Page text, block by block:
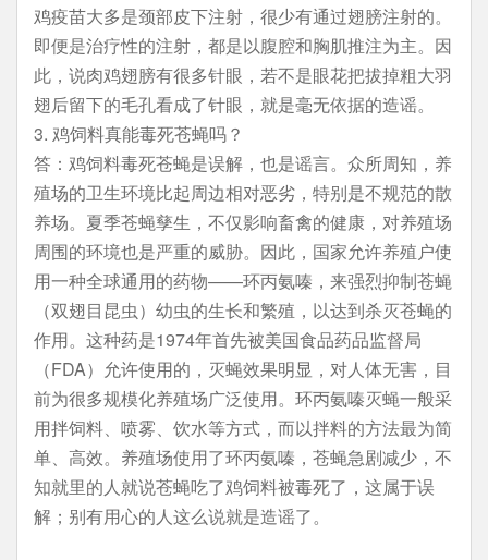
鸡疫苗大多是颈部皮下注射，很少有通过翅膀注射的。
即便是治疗性的注射，都是以腹腔和胸肌推注为主。因
此，说肉鸡翅膀有很多针眼，若不是眼花把拔掉粗大羽
翅后留下的毛孔看成了针眼，就是毫无依据的造谣。
3. 鸡饲料真能毒死苍蝇吗？
答：鸡饲料毒死苍蝇是误解，也是谣言。众所周知，养
殖场的卫生环境比起周边相对恶劣，特别是不规范的散
养场。夏季苍蝇孳生，不仅影响畜禽的健康，对养殖场
周围的环境也是严重的威胁。因此，国家允许养殖户使
用一种全球通用的药物——环丙氨嗪，来强烈抑制苍蝇
（双翅目昆虫）幼虫的生长和繁殖，以达到杀灭苍蝇的
作用。这种药是1974年首先被美国食品药品监督局
（FDA）允许使用的，灭蝇效果明显，对人体无害，目
前为很多规模化养殖场广泛使用。环丙氨嗪灭蝇一般采
用拌饲料、喷雾、饮水等方式，而以拌料的方法最为简
单、高效。养殖场使用了环丙氨嗪，苍蝇急剧减少，不
知就里的人就说苍蝇吃了鸡饲料被毒死了，这属于误
解；别有用心的人这么说就是造谣了。